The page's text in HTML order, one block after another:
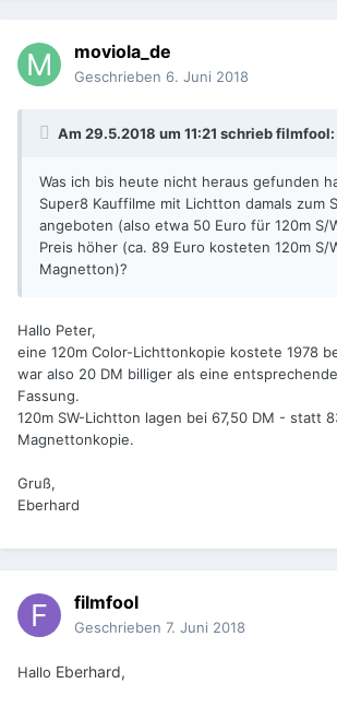
moviola_de
Geschrieben 6. Juni 2018
Am 29.5.2018 um 11:21 schriebfilmfool:
Was ich bis heute nicht heraus gefunden
Super8 Kauffilme mit Lichtton damals zum
angeboten (also etwa 50 Euro für 120m S/
Preis höher (ca. 89 Euro kosteten 120m S/
Magnetton)?
Hallo Peter,
eine 120m Color-Lichttonkopie kostete 1978
war also 20 DM billiger als eine
Fassung.
120m SW-Lichtton lagen bei 67,50 DM - statt
Magnettonkopie.
Gruß,
Eberhard
filmfool
Geschrieben 7. Juni 2018
Hallo Eberhard,